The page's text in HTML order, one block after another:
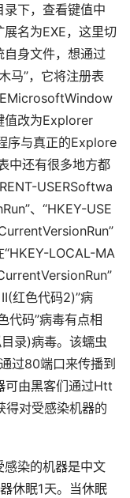
下，查看键值中
名为EXE，这里切
自身文件，想通过
马”，它将注册表
值改为Explorer
序与真正的Explore
中还有很多地方都
USERSoftwa
、“HKEY-USE
LOCAL-MA
红色代码2)”病
代码”病毒有点相
录)病毒。该蠕虫
过80端口来传播到
可由黑客们通过Htt
对受感染机器的
感染的机器是中文
休眠1天。当休眠